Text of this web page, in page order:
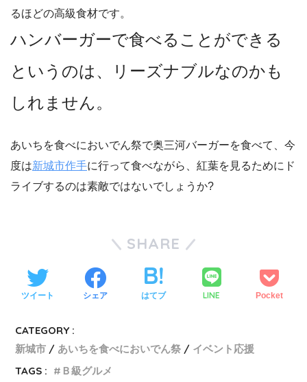
るほどの高級食材です。
ハンバーガーで食べることができる
というのは、リーズナブルなのかも
しれません。
あいちを食べにおいでん祭で奥三河バーガーを食べて、今
度は新城市作手に行って食べながら、紅葉を見るためにド
ライブするのは素敵ではないでしょうか?
SHARE
ツイート シェア はてブ LINE Pocket
CATEGORY :
新城市
あいちを食べにおいでん祭
イベント応援
TAGS :
Ｂ級グルメ